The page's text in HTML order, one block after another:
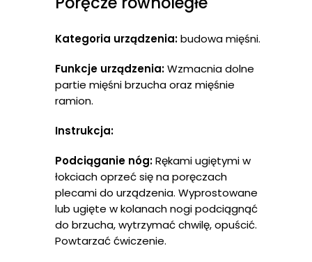
Kategoria urządzenia:budowa mięśni.
Funkcje urządzenia:Wzmacnia dolne
partie mięśni brzucha oraz mięśnie
ramion.
Instrukcja:
Podciąganie nóg:Rękami ugiętymi w
łokciach oprzeć się na poręczach
plecami do urządzenia. Wyprostowane
lub ugięte w kolanach nogi podciągnąć
do brzucha, wytrzymać chwilę, opuścić.
Powtarzać ćwiczenie.